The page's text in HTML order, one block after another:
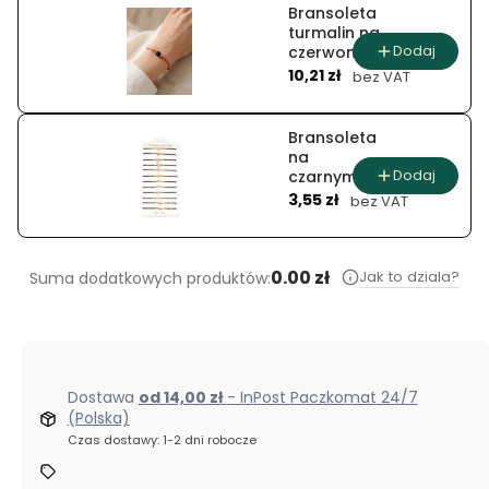
Bransoleta
turmalin na
czerwonym
sznurku
Cena
10,21 zł bez VAT
Dodaj
Bransoleta
na
czarnym
sznurku (12
Cena
3,55 zł bez VAT
Dodaj
Suma dodatkowych produktów:0.00 zł Jak to dziala?
Dostawa od 14,00 zł - InPost Paczkomat 24/7
(Polska)
Czas dostawy: 1-2 dni robocze